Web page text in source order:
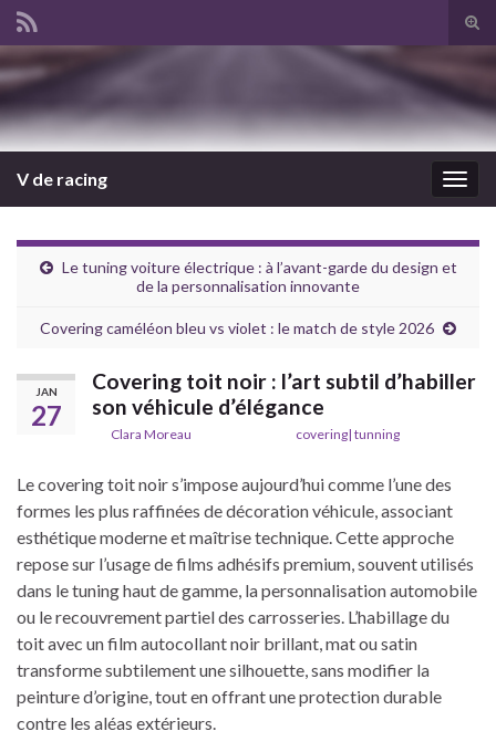
V de racing
Le tuning voiture électrique : à l’avant-garde du design et
de la personnalisation innovante
Covering caméléon bleu vs violet : le match de style 2026
JAN
27
Covering toit noir : l’art subtil d’habiller
son véhicule d’élégance
Clara Moreau covering| tunning
Le covering toit noir s’impose aujourd’hui comme l’une des
formes les plus raffinées de décoration véhicule, associant
esthétique moderne et maîtrise technique. Cette approche
repose sur l’usage de films adhésifs premium, souvent utilisés
dans le tuning haut de gamme, la personnalisation automobile
ou le recouvrement partiel des carrosseries. L’habillage du
toit avec un film autocollant noir brillant, mat ou satin
transforme subtilement une silhouette, sans modifier la
peinture d’origine, tout en offrant une protection durable
contre les aléas extérieurs.